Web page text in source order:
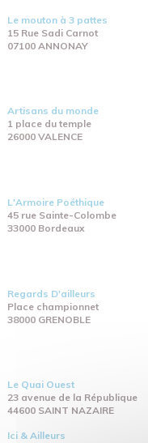
Le mouton à 3 pattes
15 Rue Sadi Carnot
07100 ANNONAY
Artisans du monde
1 place du temple
26000 VALENCE
L'Armoire Poéthique
45 rue Sainte-Colombe
33000 Bordeaux
Regards D'ailleurs
Place championnet
38000 GRENOBLE
Le Quai Ouest
23 avenue de la République
44600 SAINT NAZAIRE
Ici & Ailleurs